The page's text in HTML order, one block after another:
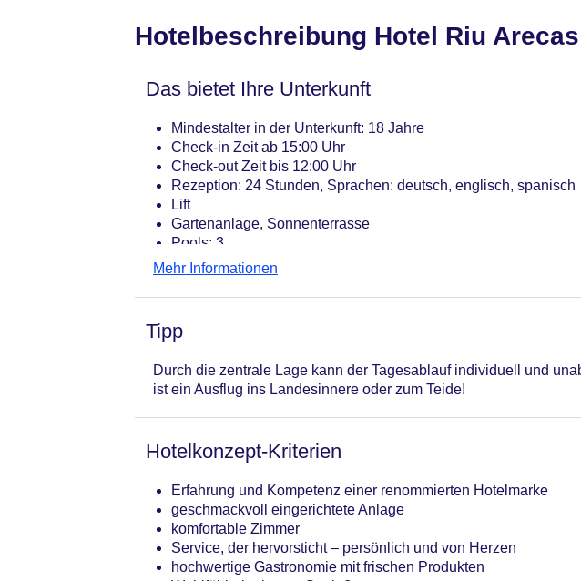
Hotelbeschreibung Hotel Riu Arecas
Das bietet Ihre Unterkunft
Mindestalter in der Unterkunft: 18 Jahre
Check-in Zeit ab 15:00 Uhr
Check-out Zeit bis 12:00 Uhr
Rezeption: 24 Stunden, Sprachen: deutsch, englisch, spanisch
Lift
Gartenanlage, Sonnenterrasse
Pools: 3
Pool: beheizbar: saisonabhängig, Liegestühle: ohne Gebühr,
Infinitypool „an der Meerespromenade“: beheizbar:
Whirlpool: ohne Gebühr, im Wellnessbereich
Internet: WLAN/WiFi, im gesamten Hotel (Anlage): ohne
Wäscheservice: gegen Gebühr
Zahlungsarten: TUI Card / VISA, MasterCard, American
Etagen: 5, Zimmer: 401
Mehr Informationen
Tipp
Durch die zentrale Lage kann der Tagesablauf individuell und
ist ein Ausflug ins Landesinnere oder zum Teide!
Hotelkonzept-Kriterien
Erfahrung und Kompetenz einer renommierten Hotelmarke
geschmackvoll eingerichtete Anlage
komfortable Zimmer
Service, der hervorsticht – persönlich und von Herzen
hochwertige Gastronomie mit frischen Produkten